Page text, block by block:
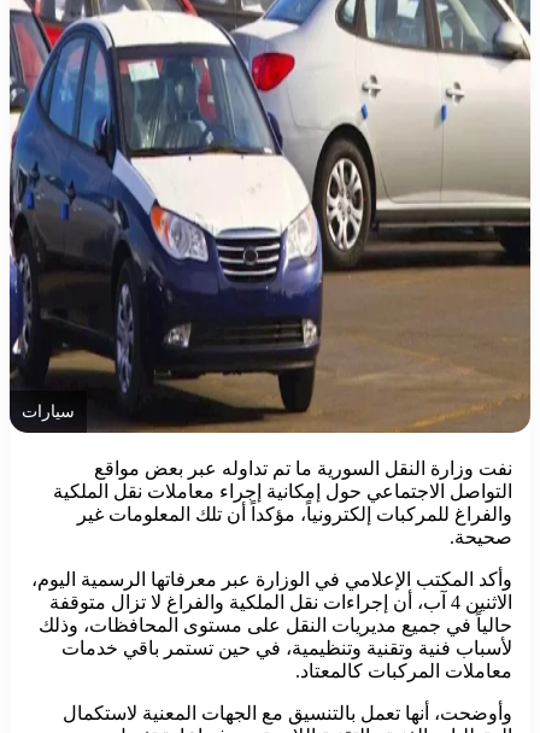
سيارات
نفت وزارة النقل السورية ما تم تداوله عبر بعض مواقع
التواصل الاجتماعي حول إمكانية إجراء معاملات نقل الملكية
والفراغ للمركبات إلكترونياً، مؤكداً أن تلك المعلومات غير
صحيحة.
وأكد المكتب الإعلامي في الوزارة عبر معرفاتها الرسمية اليوم،
الاثنين 4 آب، أن إجراءات نقل الملكية والفراغ لا تزال متوقفة
حالياً في جميع مديريات النقل على مستوى المحافظات، وذلك
لأسباب فنية وتقنية وتنظيمية، في حين تستمر باقي خدمات
معاملات المركبات كالمعتاد.
وأوضحت، أنها تعمل بالتنسيق مع الجهات المعنية لاستكمال